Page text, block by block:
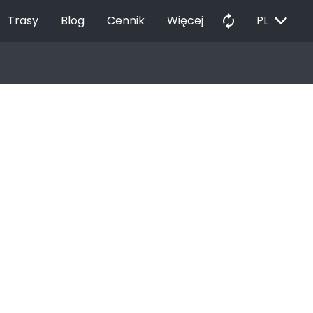
Trasy Blog Cennik Więcej autorenew PL EXPAND_MORE